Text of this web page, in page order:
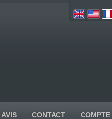
AVIS CONTACT COMPTE